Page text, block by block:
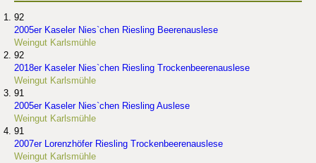
92
2005er Kaseler Nies`chen Riesling Beerenauslese
Weingut Karlsmühle
92
2018er Kaseler Nies`chen Riesling Trockenbeerenauslese
Weingut Karlsmühle
91
2005er Kaseler Nies`chen Riesling Auslese
Weingut Karlsmühle
91
2007er Lorenzhöfer Riesling Trockenbeerenauslese
Weingut Karlsmühle